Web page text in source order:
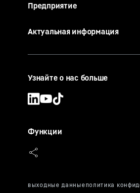
Предприятие
Актуальная информация
Узнайте о нас больше
Функции